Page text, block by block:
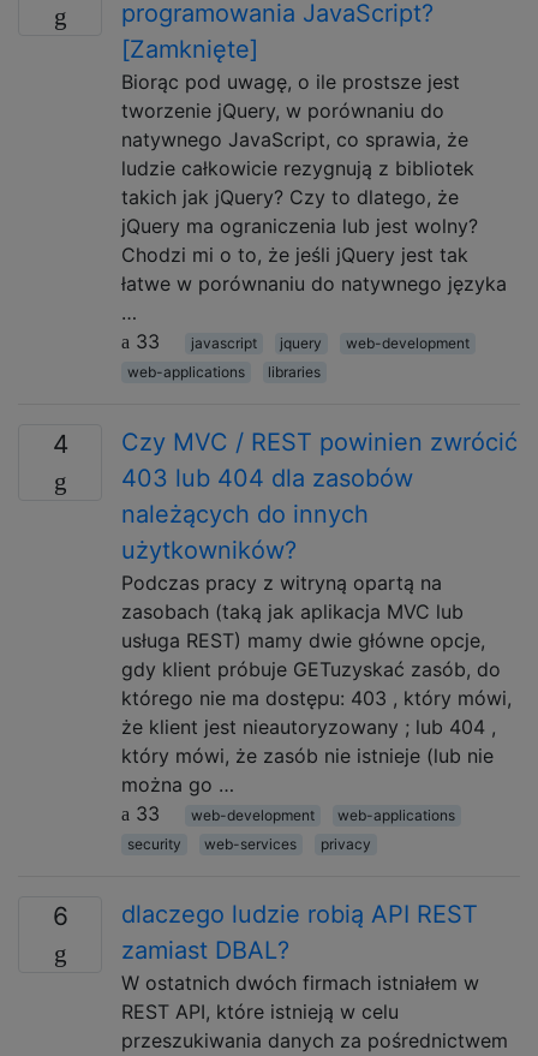
programowania JavaScript?
[Zamknięte]
Biorąc pod uwagę, o ile prostsze jest
tworzenie jQuery, w porównaniu do
natywnego JavaScript, co sprawia, że ​​
ludzie całkowicie rezygnują z bibliotek
takich jak jQuery? Czy to dlatego, że
jQuery ma ograniczenia lub jest wolny?
Chodzi mi o to, że jeśli jQuery jest tak
łatwe w porównaniu do natywnego języka
…
33
javascript jquery
web-development
web-applications
libraries
4
Czy MVC / REST powinien zwrócić
403 lub 404 dla zasobów
należących do innych
użytkowników?
Podczas pracy z witryną opartą na
zasobach (taką jak aplikacja MVC lub
usługa REST) ​​mamy dwie główne opcje,
gdy klient próbuje GETuzyskać zasób, do
którego nie ma dostępu: 403 , który mówi,
że klient jest nieautoryzowany ; lub 404 ,
który mówi, że zasób nie istnieje (lub nie
można go …
33
web-development
web-applications
security
web-services privacy
6
dlaczego ludzie robią API REST
zamiast DBAL?
W ostatnich dwóch firmach istniałem w
REST API, które istnieją w celu
przeszukiwania danych za pośrednictwem